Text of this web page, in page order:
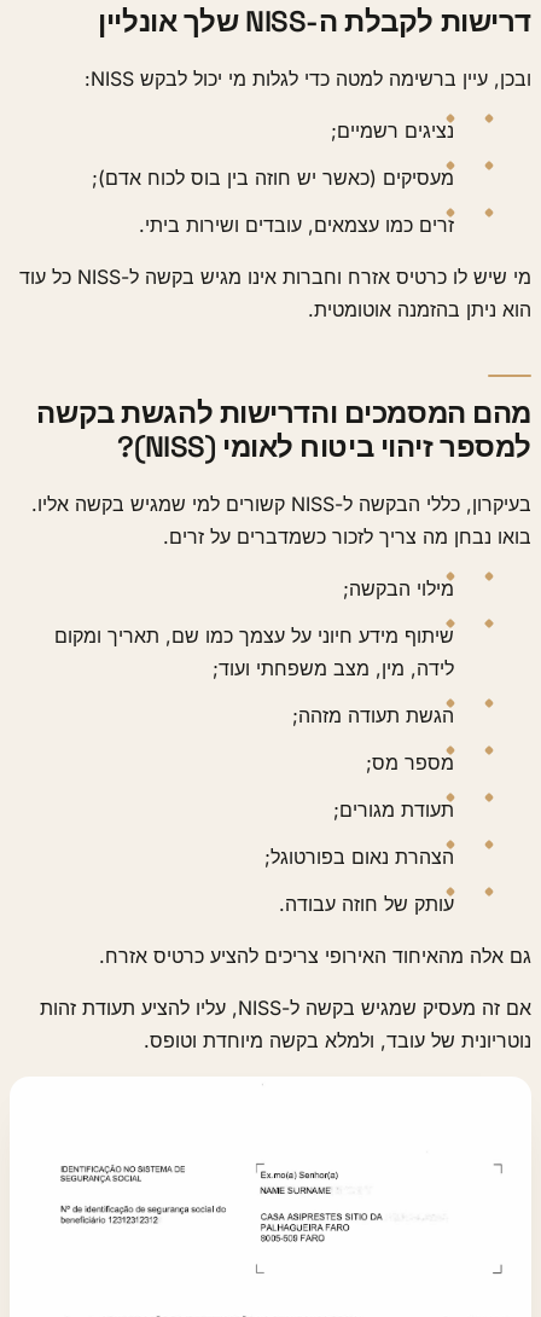
דרישות לקבלת ה-NISS שלך אונליין
ובכן, עיין ברשימה למטה כדי לגלות מי יכול לבקש NISS:
נציגים רשמיים;
מעסיקים (כאשר יש חוזה בין בוס לכוח אדם);
זרים כמו עצמאים, עובדים ושירות ביתי.
מי שיש לו כרטיס אזרח וחברות אינו מגיש בקשה ל-NISS כל עוד
הוא ניתן בהזמנה אוטומטית.
מהם המסמכים והדרישות להגשת בקשה
למספר זיהוי ביטוח לאומי (NISS)?
בעיקרון, כללי הבקשה ל-NISS קשורים למי שמגיש בקשה אליו.
בואו נבחן מה צריך לזכור כשמדברים על זרים.
מילוי הבקשה;
שיתוף מידע חיוני על עצמך כמו שם, תאריך ומקום
לידה, מין, מצב משפחתי ועוד;
הגשת תעודה מזהה;
מספר מס;
תעודת מגורים;
הצהרת נאום בפורטוגל;
עותק של חוזה עבודה.
גם אלה מהאיחוד האירופי צריכים להציע כרטיס אזרח.
אם זה מעסיק שמגיש בקשה ל-NISS, עליו להציע תעודת זהות
נוטריונית של עובד, ולמלא בקשה מיוחדת וטופס.